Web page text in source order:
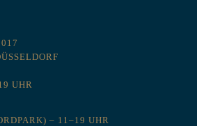
UHR
– 11–19 UHR